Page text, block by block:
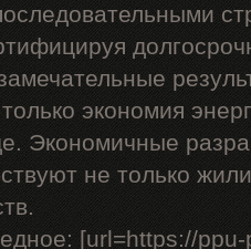
экономия
Экономичные
не только
[url=https://